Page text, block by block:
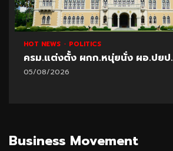
HOT NEWS POLITICS
ครม.แต่งตั้ง ผกก.หนุ่ยนั่ง ผอ.ปยป.
05/08/2026
Business Movement